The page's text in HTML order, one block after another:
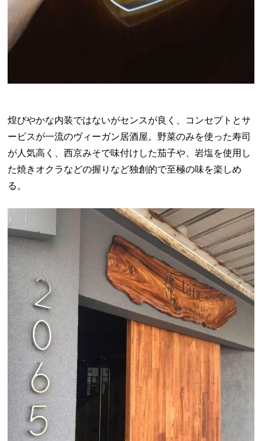
煌びやかな内装ではないがセンスが良く、コンセプトとサ
ービスが一流のヴィーガン居酒屋。野菜のみを使った寿司
が人気高く、西京みそで味付けした茄子や、岩塩を使用し
た焼きオクラなどの握りなど独創的で至極の味を楽しめ
る。